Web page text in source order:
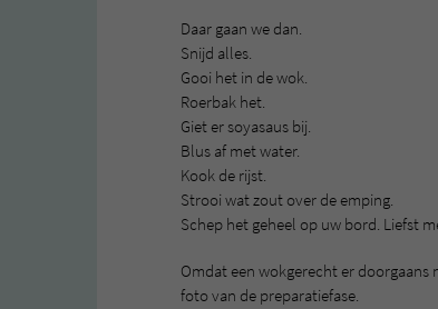
Daar gaan we dan.
Snijd alles.
Gooi het in de wok.
Roerbak het.
Giet er soyasaus bij.
Blus af met water.
Kook de rijst.
Strooi wat zout over de emping.
Schep het geheel op uw bord. Liefst
Omdat een wokgerecht er doorgaans
foto van de preparatiefase.